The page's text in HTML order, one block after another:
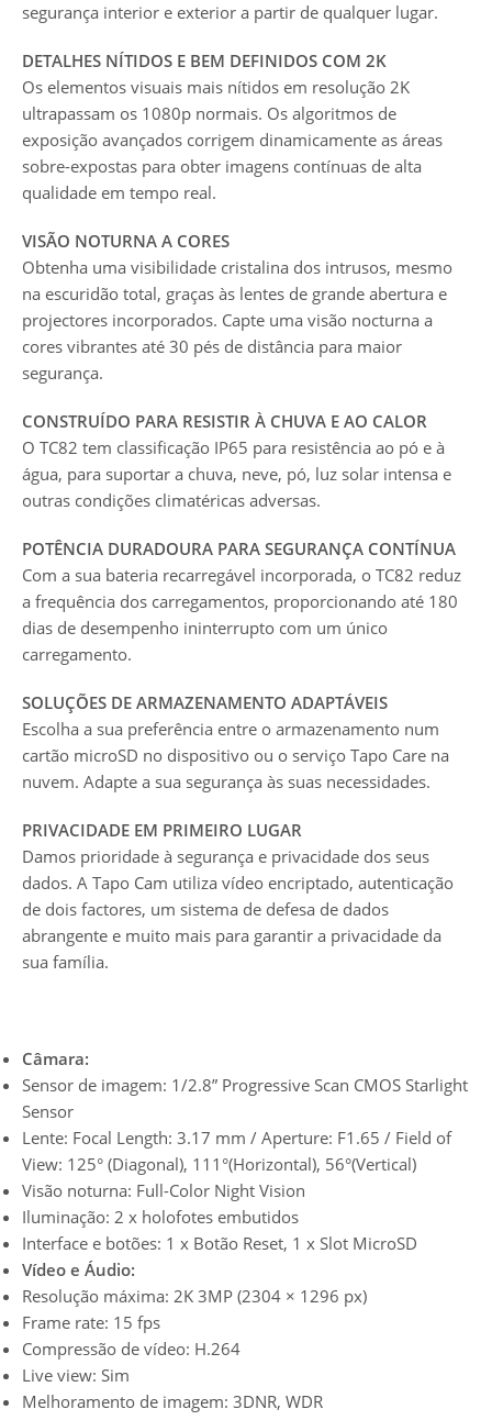
segurança interior e exterior a partir de qualquer lugar.
DETALHES NÍTIDOS E BEM DEFINIDOS COM 2K
Os elementos visuais mais nítidos em resolução 2K
ultrapassam os 1080p normais. Os algoritmos de
exposição avançados corrigem dinamicamente as áreas
sobre-expostas para obter imagens contínuas de alta
qualidade em tempo real.
VISÃO NOTURNA A CORES
Obtenha uma visibilidade cristalina dos intrusos, mesmo
na escuridão total, graças às lentes de grande abertura e
projectores incorporados. Capte uma visão nocturna a
cores vibrantes até 30 pés de distância para maior
segurança.
CONSTRUÍDO PARA RESISTIR À CHUVA E AO CALOR
O TC82 tem classificação IP65 para resistência ao pó e à
água, para suportar a chuva, neve, pó, luz solar intensa e
outras condições climatéricas adversas.
POTÊNCIA DURADOURA PARA SEGURANÇA CONTÍNUA
Com a sua bateria recarregável incorporada, o TC82 reduz
a frequência dos carregamentos, proporcionando até 180
dias de desempenho ininterrupto com um único
carregamento.
SOLUÇÕES DE ARMAZENAMENTO ADAPTÁVEIS
Escolha a sua preferência entre o armazenamento num
cartão microSD no dispositivo ou o serviço Tapo Care na
nuvem. Adapte a sua segurança às suas necessidades.
PRIVACIDADE EM PRIMEIRO LUGAR
Damos prioridade à segurança e privacidade dos seus
dados. A Tapo Cam utiliza vídeo encriptado, autenticação
de dois factores, um sistema de defesa de dados
abrangente e muito mais para garantir a privacidade da
sua família.
Câmara:
Sensor de imagem: 1/2.8” Progressive Scan CMOS Starlight
Sensor
Lente: Focal Length: 3.17 mm / Aperture: F1.65 / Field of
View: 125° (Diagonal), 111°(Horizontal), 56°(Vertical)
Visão noturna: Full-Color Night Vision
Iluminação: 2 x holofotes embutidos
Interface e botões: 1 x Botão Reset, 1 x Slot MicroSD
Vídeo e Áudio:
Resolução máxima: 2K 3MP (2304 × 1296 px)
Frame rate: 15 fps
Compressão de vídeo: H.264
Live view: Sim
Melhoramento de imagem: 3DNR, WDR